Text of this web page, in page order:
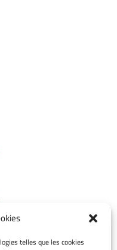
telles que les cookies